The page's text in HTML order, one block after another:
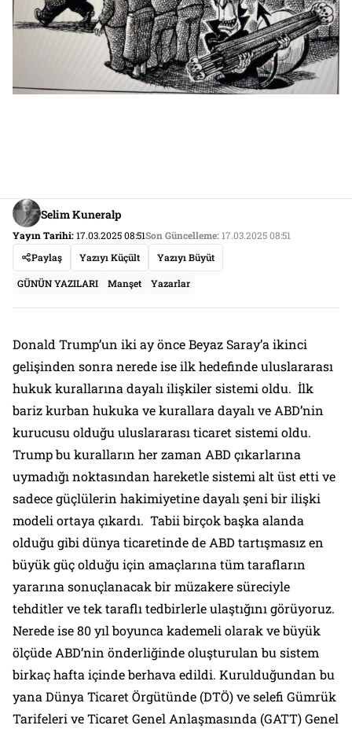
Selim Kuneralp
Yayın Tarihi:17.03.2025 08:51Son Güncelleme:17.03.2025 08:51
Paylaş
Yazıyı Küçült Yazıyı Büyüt
GÜNÜN YAZILARI Manşet Yazarlar
Donald Trump’un iki ay önce Beyaz Saray’a ikinci
gelişinden sonra nerede ise ilk hedefinde uluslararası
hukuk kurallarına dayalı ilişkiler sistemi oldu. İlk
bariz kurban hukuka ve kurallara dayalı ve ABD’nin
kurucusu olduğu uluslararası ticaret sistemi oldu.
Trump bu kuralların her zaman ABD çıkarlarına
uymadığı noktasından hareketle sistemi alt üst etti ve
sadece güçlülerin hakimiyetine dayalı şeni bir ilişki
modeli ortaya çıkardı. Tabii birçok başka alanda
olduğu gibi dünya ticaretinde de ABD tartışmasız en
büyük güç olduğu için amaçlarına tüm tarafların
yararına sonuçlanacak bir müzakere süreciyle
tehditler ve tek taraflı tedbirlerle ulaştığını görüyoruz.
Nerede ise 80 yıl boyunca kademeli olarak ve büyük
ölçüde ABD’nin önderliğinde oluşturulan bu sistem
birkaç hafta içinde berhava edildi. Kurulduğundan bu
yana Dünya Ticaret Örgütünde (DTÖ) ve selefi Gümrük
Tarifeleri ve Ticaret Genel Anlaşmasında (GATT) Genel